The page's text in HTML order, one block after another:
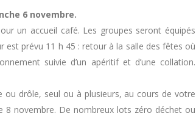
6 novembre.
un accueil café. Les groupes seront équipés
est prévu 11 h 45 : retour à la salle des fêtes où
suivie d’un apéritif et d’une collation.
drôle, seul ou à plusieurs, au cours de votre
novembre. De nombreux lots zéro déchet ou